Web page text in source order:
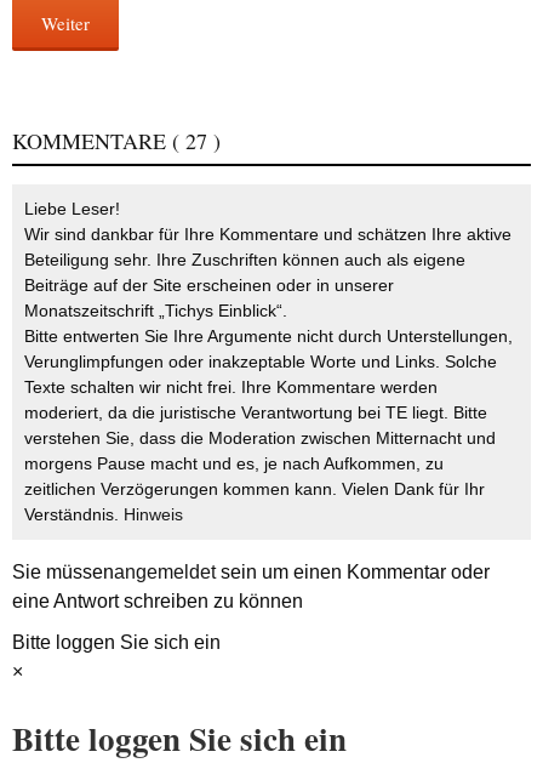
Weiter
KOMMENTARE ( 27 )
Liebe Leser!
Wir sind dankbar für Ihre Kommentare und schätzen Ihre aktive
Beteiligung sehr. Ihre Zuschriften können auch als eigene
Beiträge auf der Site erscheinen oder in unserer
Monatszeitschrift „Tichys Einblick“.
Bitte entwerten Sie Ihre Argumente nicht durch Unterstellungen,
Verunglimpfungen oder inakzeptable Worte und Links. Solche
Texte schalten wir nicht frei. Ihre Kommentare werden
moderiert, da die juristische Verantwortung bei TE liegt. Bitte
verstehen Sie, dass die Moderation zwischen Mitternacht und
morgens Pause macht und es, je nach Aufkommen, zu
zeitlichen Verzögerungen kommen kann. Vielen Dank für Ihr
Verständnis. Hinweis
Sie müssenangemeldetsein um einen Kommentar oder
eine Antwort schreiben zu können
Bitte loggen Sie sich ein
×
Bitte loggen Sie sich ein